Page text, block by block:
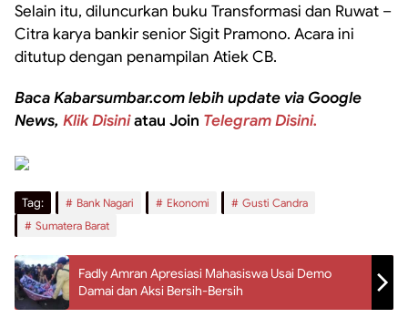
Selain itu, diluncurkan buku Transformasi dan Ruwat –
Citra karya bankir senior Sigit Pramono. Acara ini
ditutup dengan penampilan Atiek CB.
Baca Kabarsumbar.com lebih update via Google
News, Klik Disiniatau Join Telegram Disini.
Tag: Bank Nagari Ekonomi
Gusti Candra
Sumatera Barat
Fadly Amran Apresiasi Mahasiswa Usai Demo
Damai dan Aksi Bersih-Bersih